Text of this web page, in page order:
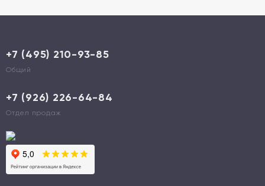
+7 (495) 210-93-85
Общий
+7 (926) 226-64-84
Отдел продаж